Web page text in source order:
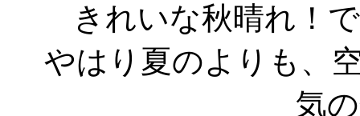
きれいな秋晴れ！
やはり夏のよりも、
気